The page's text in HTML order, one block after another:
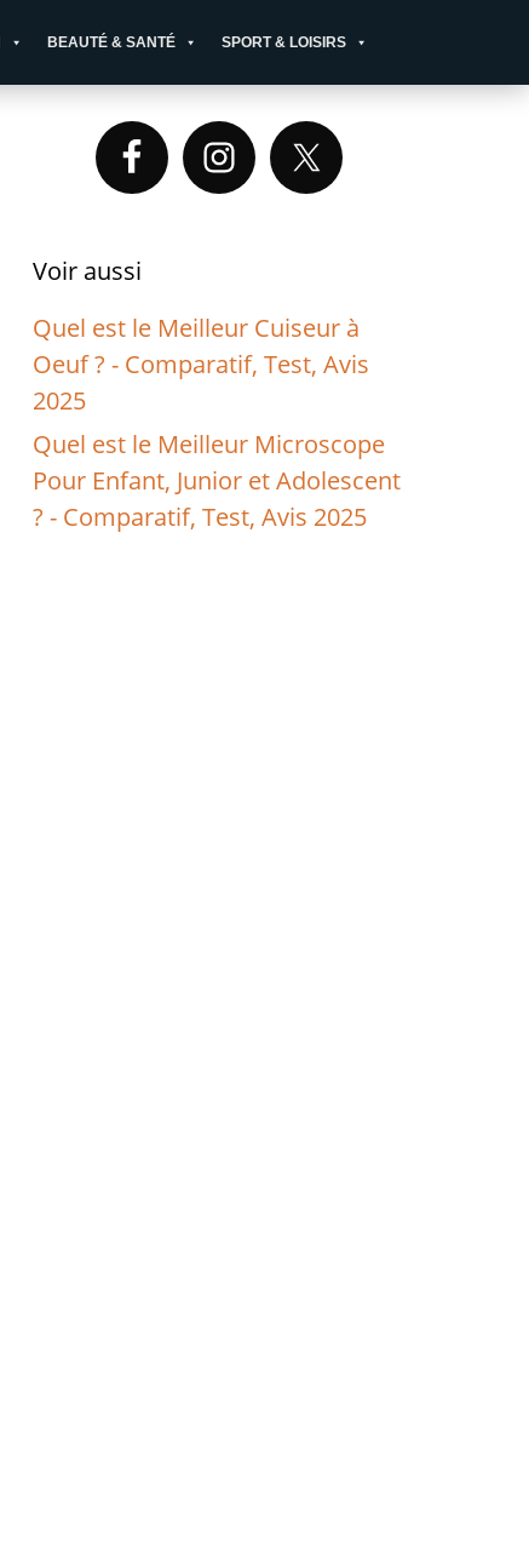
BEAUTÉ & SANTÉ SPORT & LOISIRS
Primary
Sidebar
Voir aussi
Quel est le Meilleur Cuiseur à
Oeuf ? - Comparatif, Test, Avis
2025
Quel est le Meilleur Microscope
Pour Enfant, Junior et Adolescent
? - Comparatif, Test, Avis 2025